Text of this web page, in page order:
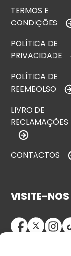
TERMOS E
CONDIÇÕES
POLÍTICA DE
PRIVACIDADE
POLÍTICA DE
REEMBOLSO
LIVRO DE
RECLAMAÇÕES
CONTACTOS
VISITE-NOS